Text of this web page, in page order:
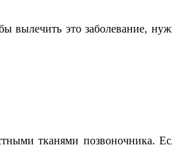
вылечить это заболевание,
тканями позвоночника.